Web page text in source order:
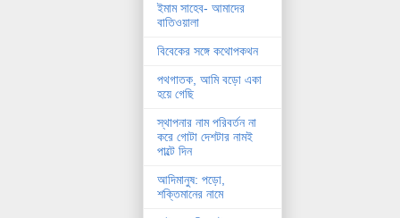
ইমাম সাহেব- আমাদের
বাতিওয়ালা
বিবেকের সঙ্গে কথোপকথন
পথগাতক, আমি বড়ো একা
হয়ে গেছি
স্থাপনার নাম পরিবর্তন না
করে গোটা দেশটার নামই
পাল্টে দিন
আদিমানুষ: পড়ো,
শক্তিমানের নামে